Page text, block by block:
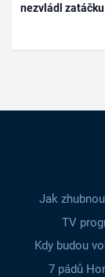
nezvládl zatáčku
Jak
TV
Kdy budou
7 pádů